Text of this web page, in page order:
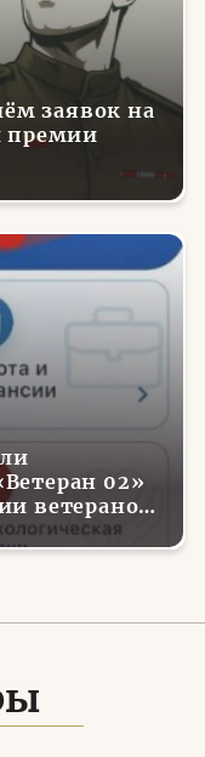
заявок на
премии
02»
ветеранов